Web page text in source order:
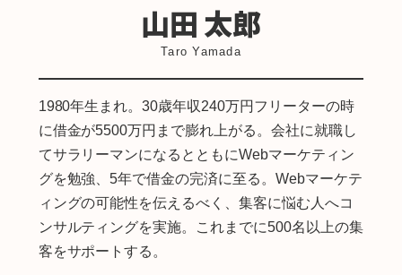
山田 太郎
Taro Yamada
1980年生まれ。30歳年収240万円フリーターの時
に借金が5500万円まで膨れ上がる。会社に就職し
てサラリーマンになるとともにWebマーケティン
グを勉強、5年で借金の完済に至る。Webマーケテ
ィングの可能性を伝えるべく、集客に悩む人へコ
ンサルティングを実施。 これまでに500名以上の集
客をサポートする。